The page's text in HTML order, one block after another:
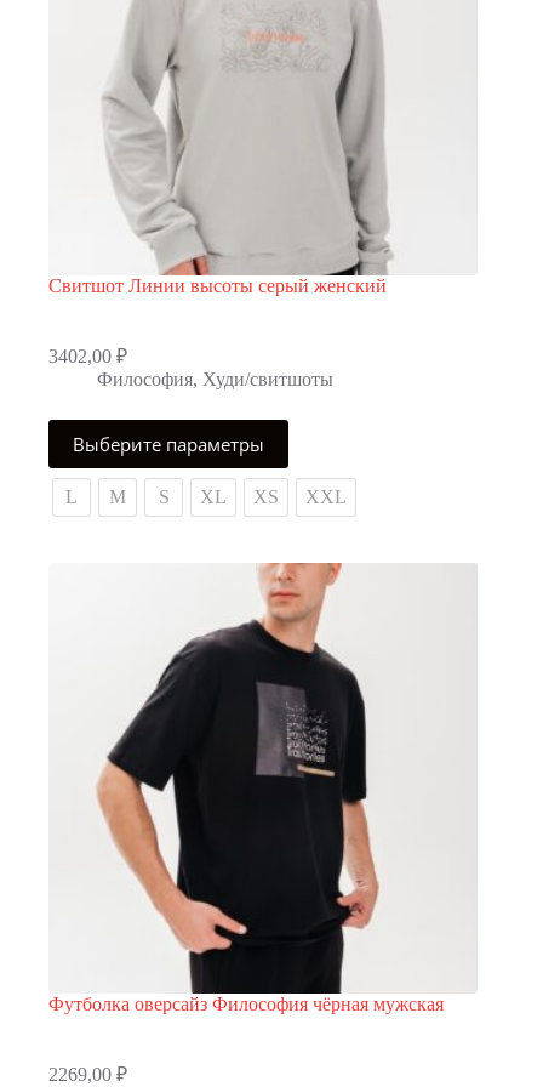
Свитшот Линии высоты серый женский
3402,00 ₽
Философия, Худи/свитшоты
Выберите параметры
товар
имеет
несколько
вариаций.
L M S XL XS XXL
Футболка оверсайз Философия чёрная мужская
2269,00 ₽